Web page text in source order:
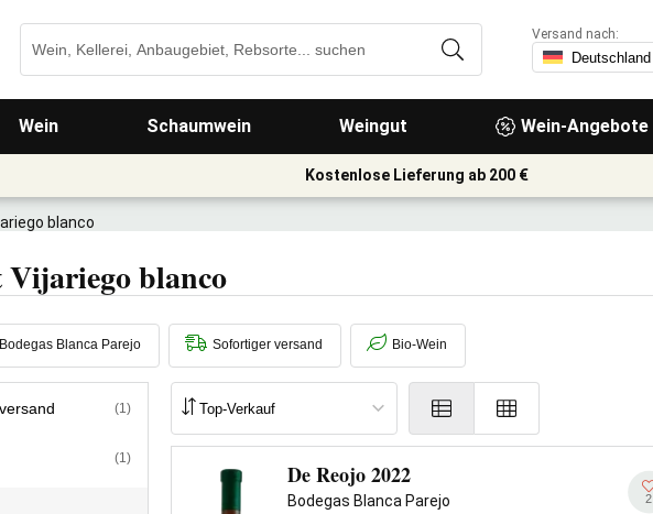
Wein Schaumwein Weingut Wein-Angebote
Versand nach:
Kostenlose Lieferung ab 200 €
blanco
blanco
Bodegas Blanca Parejo Sofortiger versand Bio-Wein
(1)
(1)
De Reojo 2022
Bodegas Blanca Parejo
2